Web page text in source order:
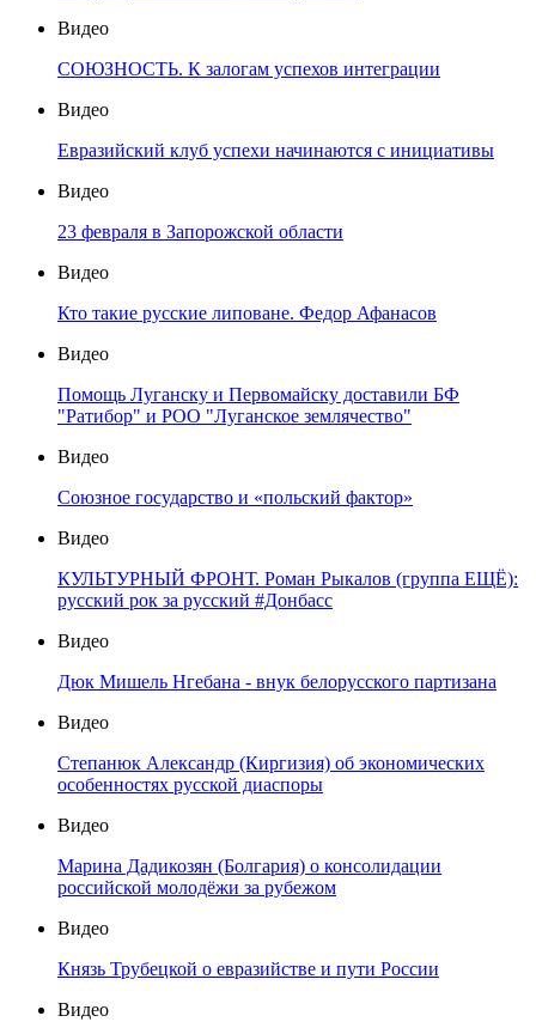
Видео
СОЮЗНОСТЬ. К залогам успехов интеграции
Видео
Евразийский клуб успехи начинаются с инициативы
Видео
23 февраля в Запорожской области
Видео
Кто такие русские липоване. Федор Афанасов
Видео
Помощь Луганску и Первомайску доставили БФ
"Ратибор" и РОО "Луганское землячество"
Видео
Союзное государство и «польский фактор»
Видео
КУЛЬТУРНЫЙ ФРОНТ. Роман Рыкалов (группа ЕЩЁ):
русский рок за русский #Донбасс
Видео
Дюк Мишель Нгебана - внук белорусского партизана
Видео
Степанюк Александр (Киргизия) об экономических
особенностях русской диаспоры
Видео
Марина Дадикозян (Болгария) о консолидации
российской молодёжи за рубежом
Видео
Князь Трубецкой о евразийстве и пути России
Видео